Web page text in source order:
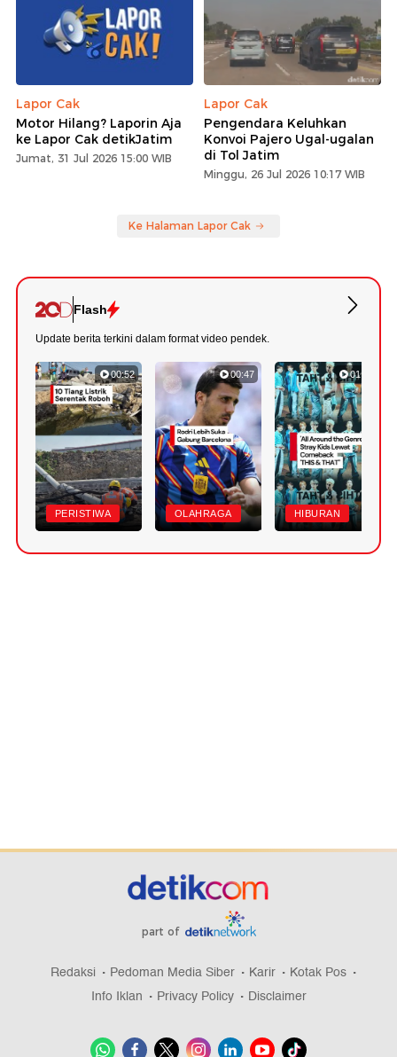
Lapor Cak
Motor Hilang? Laporin Aja
ke Lapor Cak detikJatim
Jumat, 31 Jul 2026 15:00 WIB
Lapor Cak
Pengendara Keluhkan
Konvoi Pajero Ugal-ugalan
di Tol Jatim
Minggu, 26 Jul 2026 10:17 WIB
Ke Halaman Lapor Cak
Flash
Update berita terkini dalam format video pendek.
00:52
PERISTIWA
00:47
OLAHRAGA
01:20
HIBURAN
part of
Redaksi Pedoman Media Siber Karir
Kotak Pos
Info Iklan
Privacy Policy Disclaimer